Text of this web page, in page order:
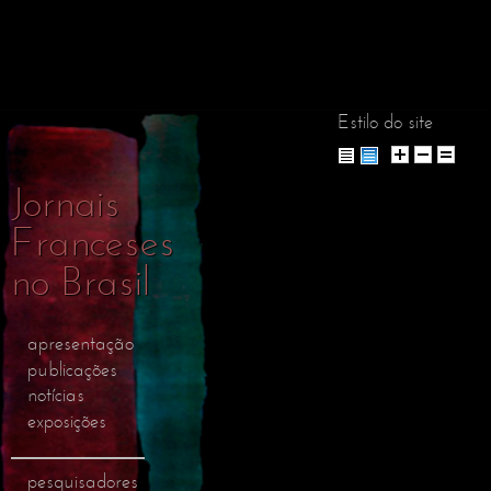
Estilo do site
Jornais
Franceses
no Brasil
apresentação
publicações
notícias
exposições
pesquisadores